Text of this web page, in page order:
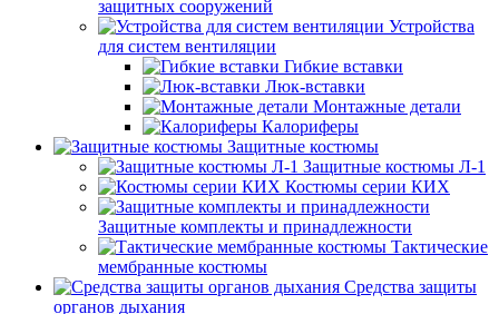
защитных сооружений
Устройства
для систем вентиляции
Гибкие вставки
Люк-вставки
Монтажные детали
Калориферы
Защитные костюмы
Защитные костюмы Л-1
Костюмы серии КИХ
Защитные комплекты и принадлежности
Тактические
мембранные костюмы
Средства защиты
органов дыхания